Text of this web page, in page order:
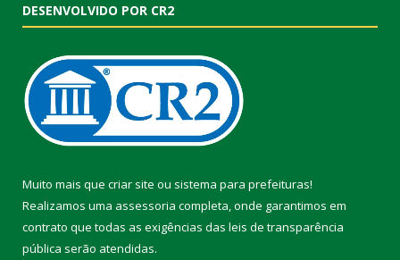
DESENVOLVIDO POR CR2
Muito mais que criar site ou sistema para prefeituras!
Realizamos uma assessoria completa, onde garantimos em
contrato que todas as exigências das leis de transparência
pública serão atendidas.